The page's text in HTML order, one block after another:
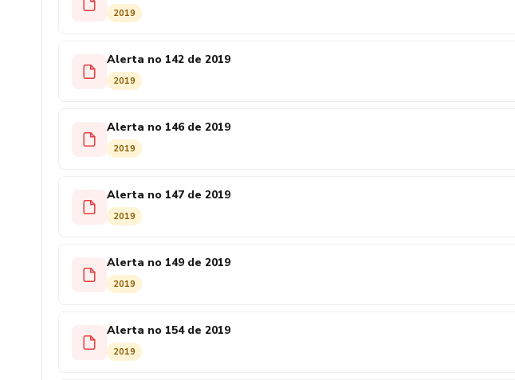
2019
Alerta no 142 de 2019
2019
Alerta no 146 de 2019
2019
Alerta no 147 de 2019
2019
Alerta no 149 de 2019
2019
Alerta no 154 de 2019
2019